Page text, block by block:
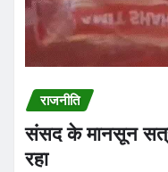
राजनीति
संसद के मानसून सत्र
रहा